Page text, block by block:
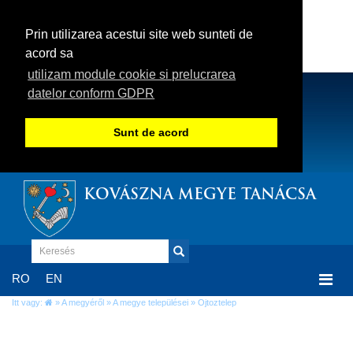
Prin utilizarea acestui site web sunteti de
acord sa
utilizam module cookie si prelucrarea
datelor conform GDPR
Sunt de acord
KOVÁSZNA MEGYE TANÁCSA
RO EN
Itt vagy: »A megyéről »A megye települései » Ojtoztelep